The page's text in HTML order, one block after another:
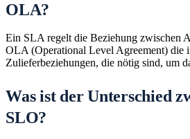
OLA?
Ein SLA regelt die Beziehung zwischen
OLA (Operational Level Agreement) die
Zulieferbeziehungen, die nötig sind, um
Was ist der Unterschied
SLO?